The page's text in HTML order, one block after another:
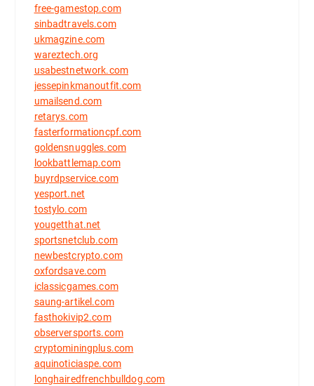
free-gamestop.com
sinbadtravels.com
ukmagzine.com
wareztech.org
usabestnetwork.com
jessepinkmanoutfit.com
umailsend.com
retarys.com
fasterformationcpf.com
goldensnuggles.com
lookbattlemap.com
buyrdpservice.com
yesport.net
tostylo.com
yougetthat.net
sportsnetclub.com
newbestcrypto.com
oxfordsave.com
iclassicgames.com
saung-artikel.com
fasthokivip2.com
observersports.com
cryptominingplus.com
aquinoticiaspe.com
longhairedfrenchbulldog.com